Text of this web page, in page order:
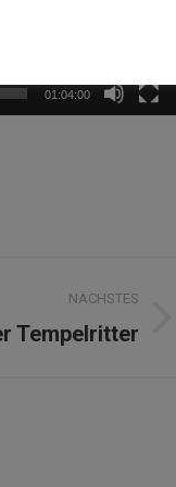
01:04:00
NÄCHSTES
Tempelritter